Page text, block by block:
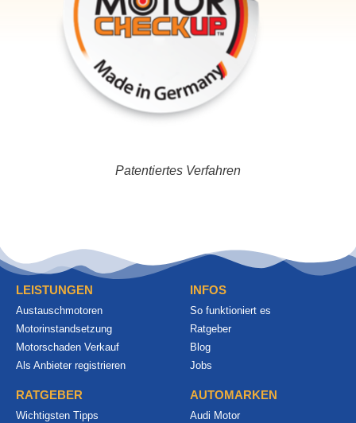
Patentiertes Verfahren
LEISTUNGEN
Austauschmotoren
Motorinstandsetzung
Motorschaden Verkauf
Als Anbieter registrieren
INFOS
So funktioniert es
Ratgeber
Blog
Jobs
RATGEBER
Wichtigsten Tipps
AUTOMARKEN
Audi Motor